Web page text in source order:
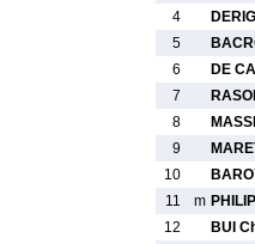
4
5
6
DE
7
8
9
10
11
m
12
BUI